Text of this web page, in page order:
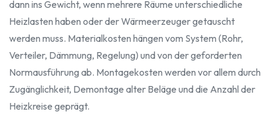
dann ins Gewicht, wenn mehrere Räume unterschiedliche
Heizlasten haben oder der Wärmeerzeuger getauscht
werden muss. Materialkosten hängen vom System (Rohr,
Verteiler, Dämmung, Regelung) und von der geforderten
Normausführung ab. Montagekosten werden vor allem durch
Zugänglichkeit, Demontage alter Beläge und die Anzahl der
Heizkreise geprägt.